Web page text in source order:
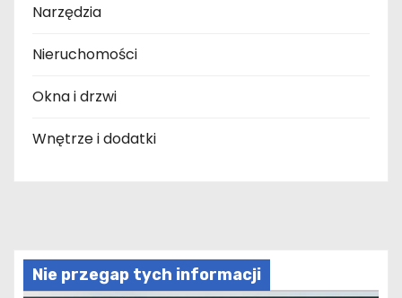
Narzędzia
Nieruchomości
Okna i drzwi
Wnętrze i dodatki
Nie przegap tych informacji